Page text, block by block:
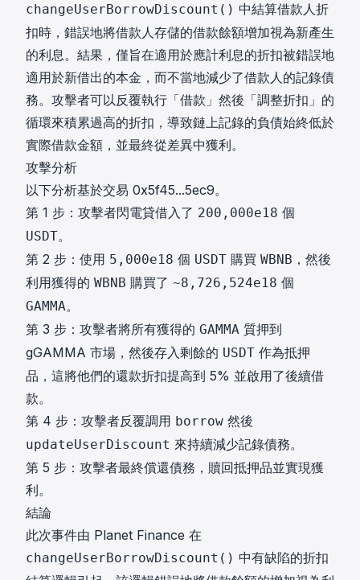
changeUserBorrowDiscount() 中結算借款人折
扣時，錯誤地將借款人存儲的借款餘額增加視為新產生
的利息。結果，僅旨在適用於應計利息的折扣被錯誤地
適用於新借出的本金，而不當地減少了借款人的記錄債
務。攻擊者可以反覆執行「借款」然後「調整折扣」的
循環來積累過高的折扣，導致鏈上記錄的負債始終低於
實際借款金額，並最終從差異中獲利。
攻擊分析
以下分析基於交易 0x5f45...5ec9。
第 1 步：攻擊者閃電貸借入了 200,000e18 個
USDT。
第 2 步：使用 5,000e18 個 USDT 購買 WBNB ，然後
利用獲得的 WBNB 購買了 ~8,726,524e18 個
GAMMA。
第 3 步：攻擊者將所有獲得的 GAMMA 質押到
gGAMMA 市場，然後存入剩餘的 USDT 作為抵押
品，這將他們的還款折扣提高到 5% 並啟用了後續借
款。
第 4 步：攻擊者反覆調用 borrow 然後
updateUserDiscount 來持續減少記錄債務。
第 5 步：攻擊者最終償還債務，贖回抵押品並實現獲
利。
結論
此次事件由 Planet Finance 在
changeUserBorrowDiscount() 中有缺陷的折扣